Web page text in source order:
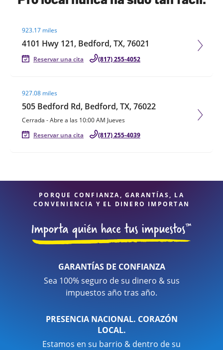
923.17 miles
4101 Hwy 121, Bedford, TX, 76021
Reservar una cita (817) 255-4052
927.08 miles
505 Bedford Rd, Bedford, TX, 76022
Cerrada -Abre a las 10:00 AM Jueves
Reservar una cita
(817) 255-4039
PORQUE CONFIANZA, GARANTÍAS, LA
CONVENIENCIA Y EL DINERO IMPORTAN
GARANTÍAS DE CONFIANZA
Sea 100% seguro de su dinero & sus
impuestos año tras año.
PRESENCIA NACIONAL. CORAZÓN
LOCAL.
Estamos en su barrio & dentro de su